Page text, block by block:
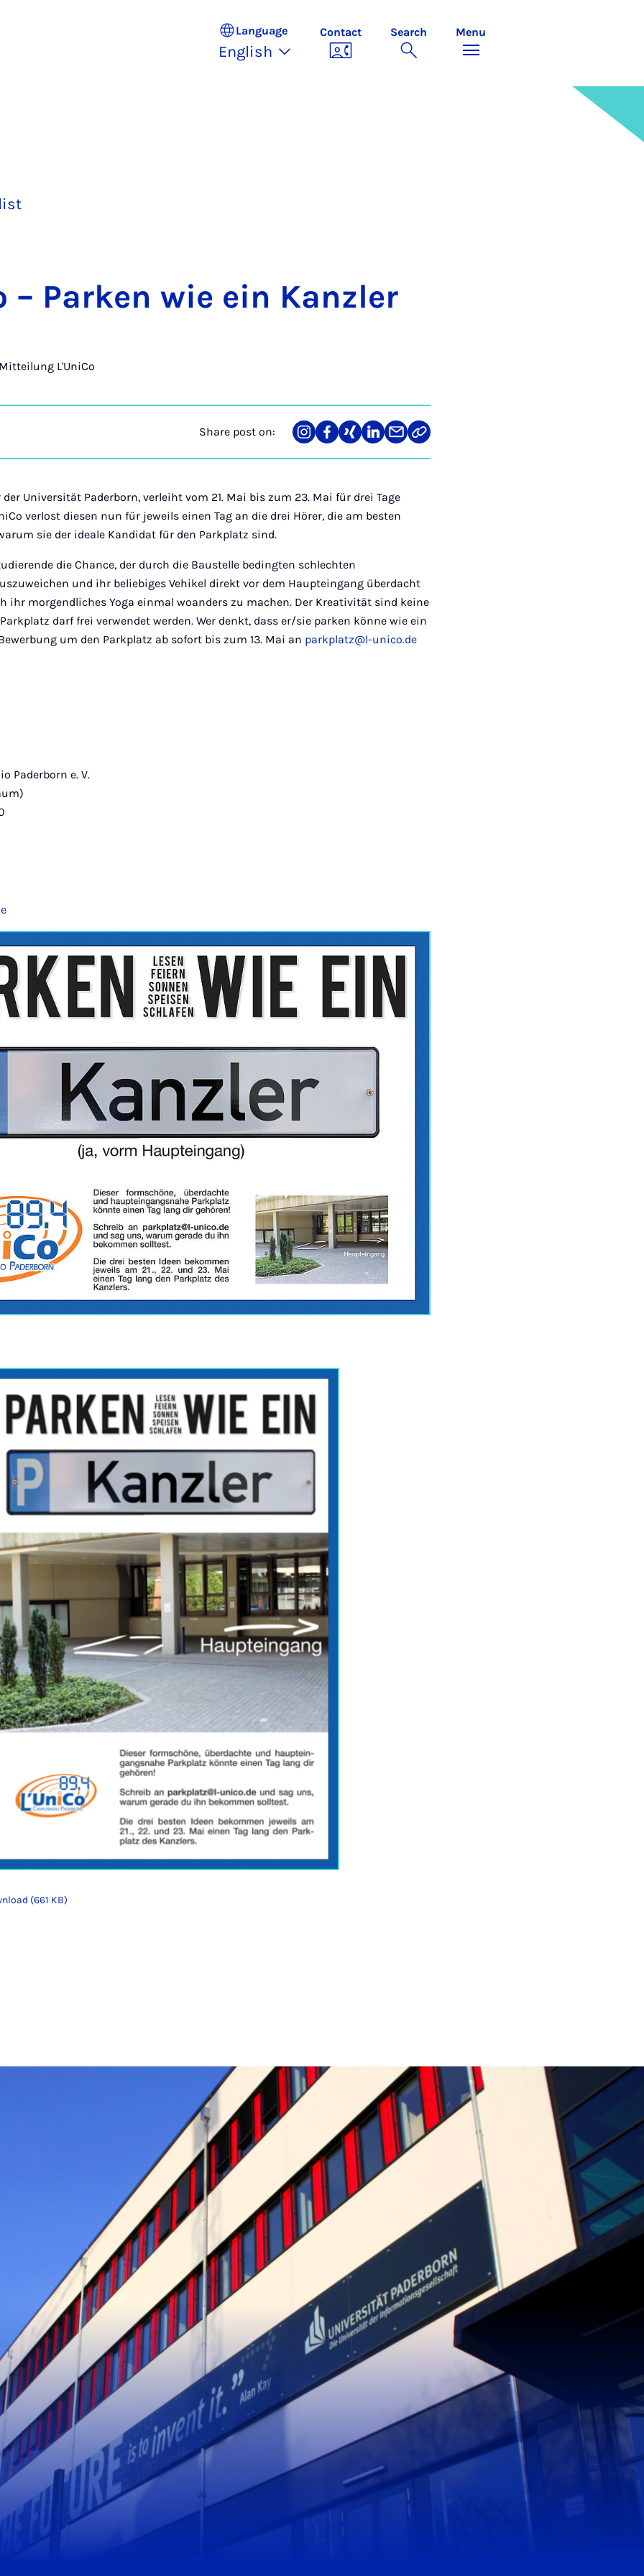
Language
English
Contact Search Menu
– Parken wie ein Kan­z­ler
L'UniCo
Share post on:
Share
on
Teilen
auf
Teilen
auf
Teilen
auf
Teilen
über
Link
kopieren
der Universität Paderborn, verleiht vom 21. Mai bis zum 23. Mai für drei Tage
verlost diesen nun für jeweils einen Tag an die drei Hörer, die am besten
sie der ideale Kandidat für den Parkplatz sind.
die Chance, der durch die Baustelle bedingten schlechten
und ihr beliebiges Vehikel direkt vor dem Haupteingang überdacht
ihr morgendliches Yoga einmal woanders zu machen. Der Kreativität sind keine
darf frei verwendet werden. Wer denkt, dass er/sie parken könne wie ein
um den Parkplatz ab sofort bis zum 13. Mai an parkplatz@l-unico.de
Paderborn e. V.
(661 KB)